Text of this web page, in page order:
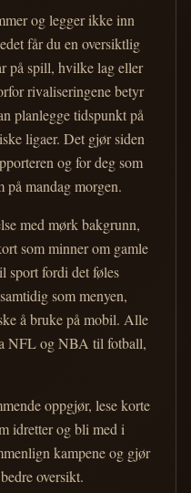
og legger ikke inn
får du en oversiktlig
på spill, hvilke lag eller
rivaliseringene betyr
planlegge tidspunkt på
ligaer. Det gjør siden
og for deg som
på mandag morgen.
med mørk bakgrunn,
som minner om gamle
sport fordi det føles
som menyen,
å bruke på mobil. Alle
NFL og NBA til fotball,
oppgjør, lese korte
idretter og bli med i
kampene og gjør
oversikt.